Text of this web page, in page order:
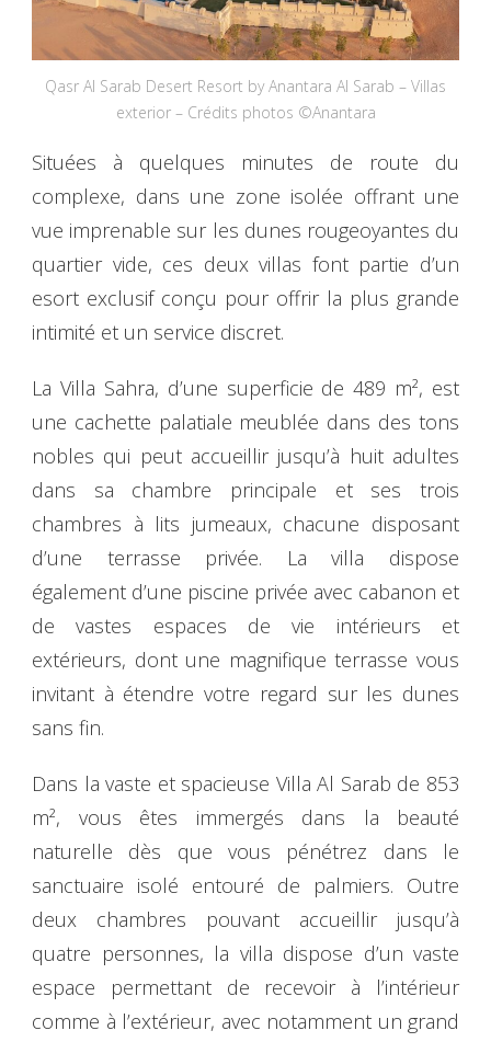
Qasr Al Sarab Desert Resort by Anantara Al Sarab – Villas
exterior – Crédits photos ©Anantara
Situées à quelques minutes de route du
complexe, dans une zone isolée offrant une
vue imprenable sur les dunes rougeoyantes du
quartier vide, ces deux villas font partie d’un
esort exclusif conçu pour offrir la plus grande
intimité et un service discret.
La Villa Sahra, d’une superficie de 489 m², est
une cachette palatiale meublée dans des tons
nobles qui peut accueillir jusqu’à huit adultes
dans sa chambre principale et ses trois
chambres à lits jumeaux, chacune disposant
d’une terrasse privée. La villa dispose
également d’une piscine privée avec cabanon et
de vastes espaces de vie intérieurs et
extérieurs, dont une magnifique terrasse vous
invitant à étendre votre regard sur les dunes
sans fin.
Dans la vaste et spacieuse Villa Al Sarab de 853
m², vous êtes immergés dans la beauté
naturelle dès que vous pénétrez dans le
sanctuaire isolé entouré de palmiers. Outre
deux chambres pouvant accueillir jusqu’à
quatre personnes, la villa dispose d’un vaste
espace permettant de recevoir à l’intérieur
comme à l’extérieur, avec notamment un grand